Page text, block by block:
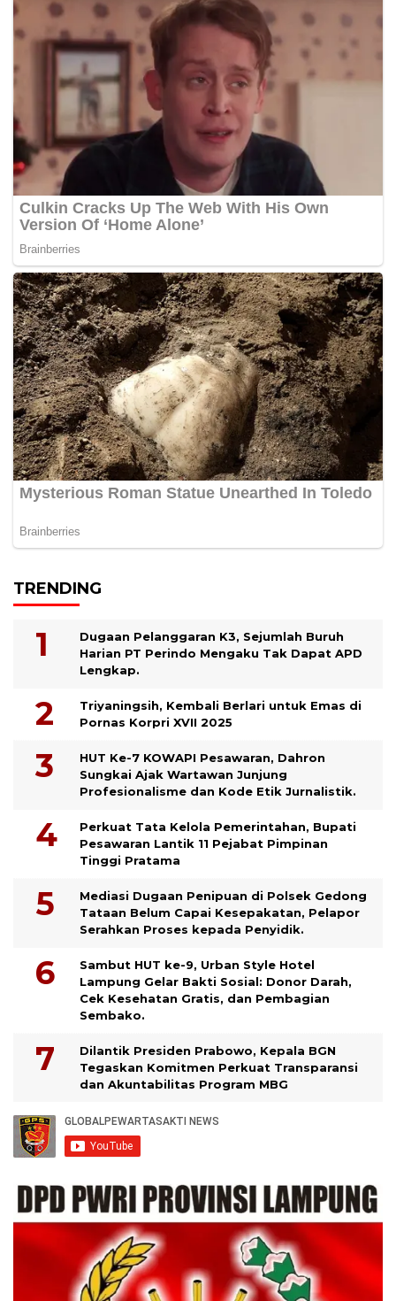
TRENDING
Dugaan Pelanggaran K3, Sejumlah Buruh
Harian PT Perindo Mengaku Tak Dapat APD
Lengkap.
Triyaningsih, Kembali Berlari untuk Emas di
Pornas Korpri XVII 2025
HUT Ke-7 KOWAPI Pesawaran, Dahron
Sungkai Ajak Wartawan Junjung
Profesionalisme dan Kode Etik Jurnalistik.
Perkuat Tata Kelola Pemerintahan, Bupati
Pesawaran Lantik 11 Pejabat Pimpinan
Tinggi Pratama
Mediasi Dugaan Penipuan di Polsek Gedong
Tataan Belum Capai Kesepakatan, Pelapor
Serahkan Proses kepada Penyidik.
Sambut HUT ke-9, Urban Style Hotel
Lampung Gelar Bakti Sosial: Donor Darah,
Cek Kesehatan Gratis, dan Pembagian
Sembako.
Dilantik Presiden Prabowo, Kepala BGN
Tegaskan Komitmen Perkuat Transparansi
dan Akuntabilitas Program MBG